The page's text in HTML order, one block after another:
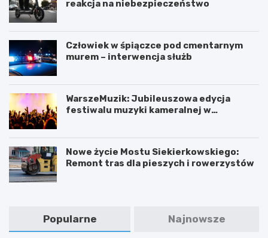
reakcja na niebezpieczeństwo
Człowiek w śpiączce pod cmentarnym
murem – interwencja służb
WarszeMuzik: Jubileuszowa edycja
festiwalu muzyki kameralnej w
Nowe życie Mostu Siekierkowskiego:
Remont tras dla pieszych i rowerzystów
Popularne Najnowsze